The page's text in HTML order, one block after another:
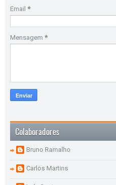
Email *
Mensagem *
Colaboradores
Bruno Ramalho
Carlos Martins